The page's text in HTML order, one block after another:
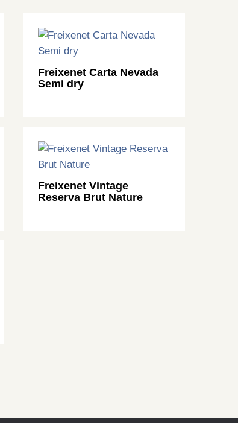
Freixenet Carta Nevada
Semi dry
Freixenet Vintage
Reserva Brut Nature